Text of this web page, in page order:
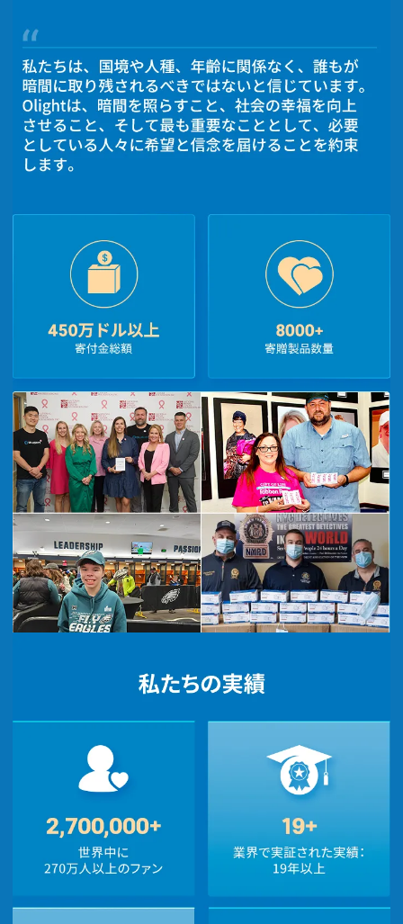
ビニ決済、Pay-easy、Google Payに対応していま
す。